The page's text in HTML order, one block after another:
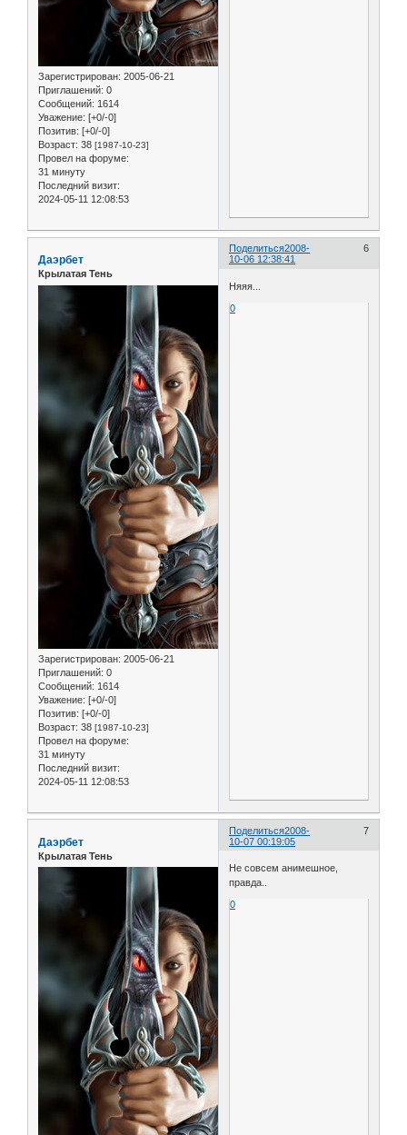
Зарегистрирован: 2005-06-21
Приглашений: 0
Сообщений: 1614
Уважение: [+0/-0]
Позитив: [+0/-0]
Возраст: 38 [1987-10-23]
Провел на форуме:
31 минуту
Последний визит:
2024-05-11 12:08:53
Поделиться 6
2008-
10-06 12:38:41
Даэрбет
Крылатая Тень
Зарегистрирован: 2005-06-21
Приглашений: 0
Сообщений: 1614
Уважение: [+0/-0]
Позитив: [+0/-0]
Возраст: 38 [1987-10-23]
Провел на форуме:
31 минуту
Последний визит:
2024-05-11 12:08:53
Няяя...
0
Поделиться 7
2008-
10-07 00:19:05
Даэрбет
Крылатая Тень
Не совсем анимешное,
правда..
0